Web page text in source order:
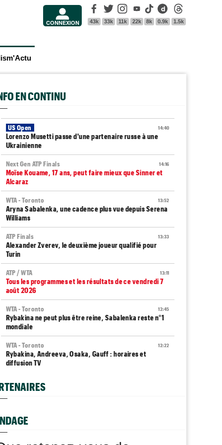
CONNEXION
Facebook
43k
Twitter
33k
Instagram
11k
Youtube
22k
Tik Tok
8k
Dailymotion
0.9k 1.5k
EN CONTINU
14:40
US Open
Lorenzo Musetti passe d'une partenaire russe à une
Ukrainienne
14:16
Next Gen ATP Finals
Moïse Kouame, 17 ans, peut faire mieux que Sinner et
Alcaraz
13:52
WTA - Toronto
Aryna Sabalenka, une cadence plus vue depuis Serena
Williams
13:33
ATP Finals
Alexander Zverev, le deuxième joueur qualifié pour
Turin
13:11
ATP / WTA
Tous les programmes et les résultats de ce vendredi 7
août 2026
12:45
WTA - Toronto
Rybakina ne peut plus être reine, Sabalenka reste n°1
mondiale
12:22
WTA - Toronto
Rybakina, Andreeva, Osaka, Gauff : horaires et
diffusion TV
ATP - Montréal
Terence Atmane défie Mensik : à quelle heure et où voir
le match ?
Jeunes
Le Cap d'Agde ouvre une route directe vers le
prestigieux Orange Bowl